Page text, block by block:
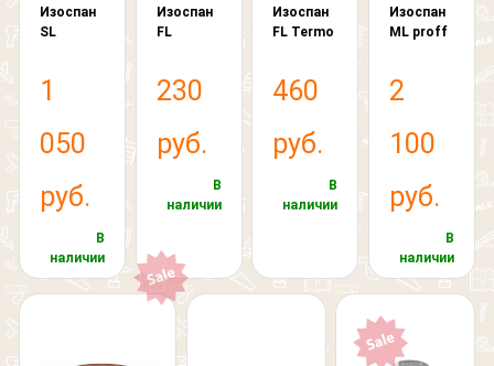
Изоспан
SL
1
050
руб.
В
наличии
Изоспан
FL
230
руб.
В
наличии
Изоспан
FL Termo
460
руб.
В
наличии
Изоспан
ML proff
2
100
руб.
В
наличии